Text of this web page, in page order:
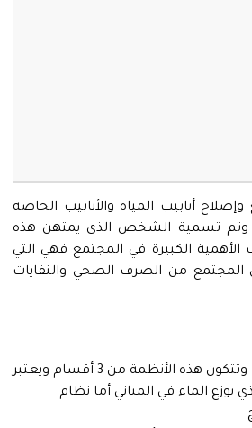
أنابيب المياه والأنابيب الخاصة
وتم تسمية الشخص الذي يمتهن هذه
الكبيرة في المجتمع فهي التي
من الصرف الصحي والنفايات
تسمى الأنظمة الموجودة في المباني الحديثة بإسم أنظمة السباكة وتتكون هذه الأنظمة من 3 أقسام ويعتبر
الماء في المباني أما نظام